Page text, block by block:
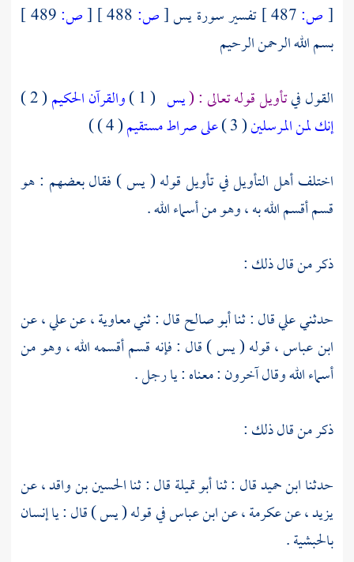
[ص: تفسير سورة يس[ص: [ص:
بسم الله الرحمن الرحيم
القول فيتأويل قوله تعالى : (يس ( 1 ) والقرآن الحكيم( 2 )
إنك لمن المرسلين( 3 ) على صراط مستقيم( 4 ) )
اختلف أهل التأويل في تأويل قوله ( يس ) فقال بعضهم : هو
قسم أقسم الله به ، وهو من أسماء الله .
ذكر من قال ذلك :
حدثنيعليقال : ثناأبو صالحقال : ثنيمعاوية ،عنعلي ،عن
ابن عباس ،قوله ( يس ) قال : فإنه قسم أقسمه الله ، وهو من
أسماء الله وقال آخرون : معناه : يا رجل .
ذكر من قال ذلك :
حدثناابن حميدقال : ثناأبو تميلةقال : ثناالحسين بن واقد ،عن
يزيد ،عنعكرمة ،عنابن عباسفي قوله ( يس ) قال : يا إنسان
بالحبشية .